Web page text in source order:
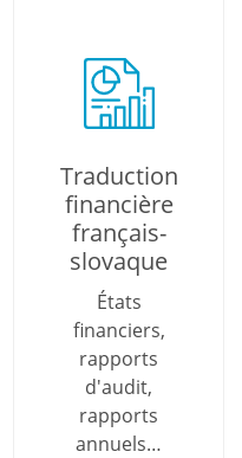
Traduction
financière
français-
slovaque
États
financiers,
rapports
d'audit,
rapports
annuels…